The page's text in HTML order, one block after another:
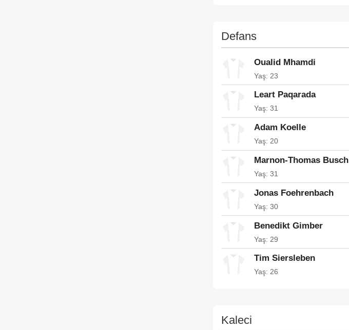
Defans
Oualid Mhamdi
Yaş: 23
Leart Paqarada
Yaş: 31
Adam Koelle
Yaş: 20
Marnon-Thomas Busch
Yaş: 31
Jonas Foehrenbach
Yaş: 30
Benedikt Gimber
Yaş: 29
Tim Siersleben
Yaş: 26
Kaleci